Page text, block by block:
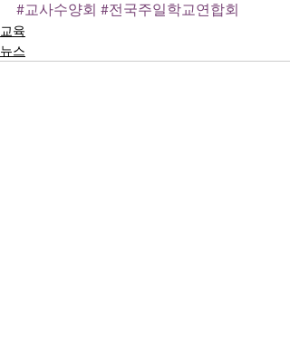
#교사수양회 #전국주일학교연합회
교육
뉴스